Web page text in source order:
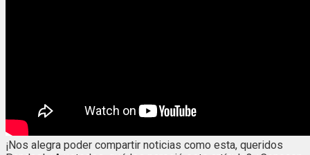
¡Nos alegra poder compartir noticias como esta, queridos